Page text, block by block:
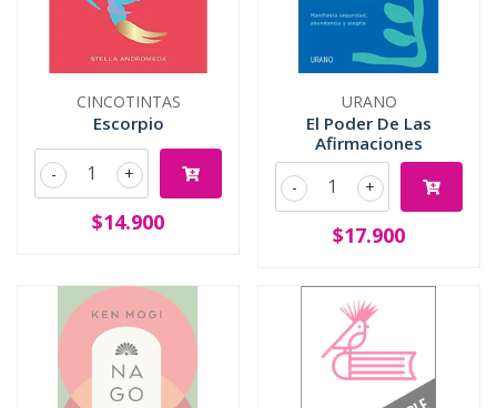
CINCOTINTAS
Escorpio
+
-
$14.900
URANO
El Poder De Las
Afirmaciones
+
-
$17.900